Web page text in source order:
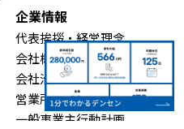
企業情報
代表挨拶・経営理念
会社概要
会社沿革
営業所・アクセス
一般事業主行動計画